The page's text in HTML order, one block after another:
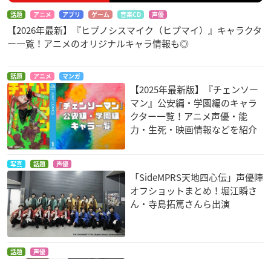
ヴァイス
話題 アニメ アプリ ゲーム 音楽CD 声優
【2026年最新】『ヒプノシスマイク（ヒプマイ）』キャラクタ
ー一覧！アニメのオリジナルキャラ情報も◎
話題 アニメ マンガ
【2025年最新版】『チェンソー
マン』公安編・学園編のキャラ
クター一覧！アニメ声優・能
力・生死・映画情報などを紹介
写真 話題 声優
「SideMPRS天地四心伝」声優陣
オフショットまとめ！堀江瞬さ
ん・寺島拓篤さんら出演
話題 声優